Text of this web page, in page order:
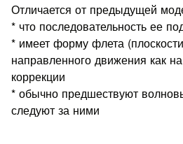
Отличается от предыдущей
* что последовательность ее
* имеет форму флета
направленного движения как на
коррекции
* обычно предшествуют
следуют за ними